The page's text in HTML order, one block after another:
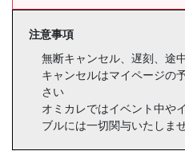
注意事項
無断キャンセル、遅刻、途
キャンセルはマイページの
さい
オミカレではイベント中や
ブルには一切関与いたしま